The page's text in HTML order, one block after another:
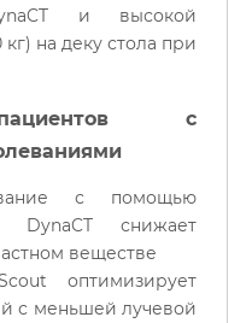
и высокой
на деку стола при
с
с помощью
DynaCT снижает
веществе
оптимизирует
с меньшей лучевой